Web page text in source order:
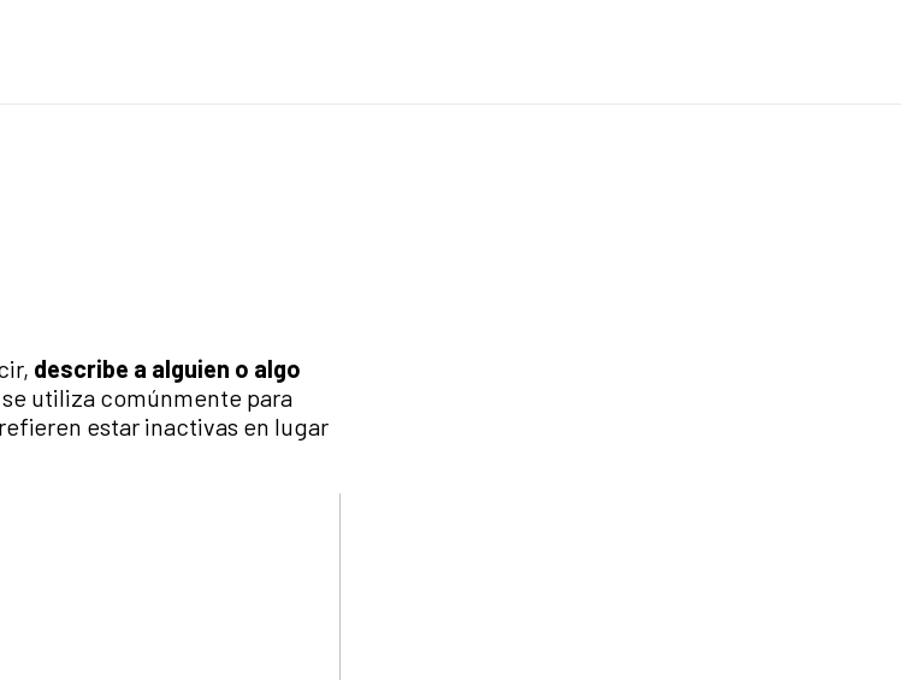
describe a alguien o algo
se utiliza comúnmente para
estar inactivas en lugar